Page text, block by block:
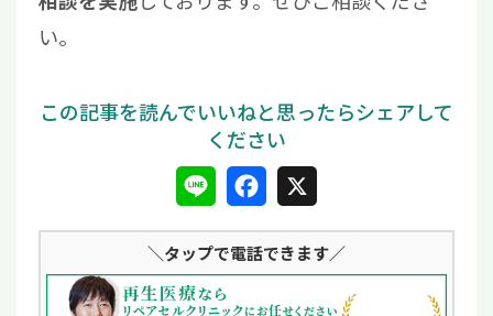
い。
L
n
e
F
c
e
X
＼タップで電話できます／